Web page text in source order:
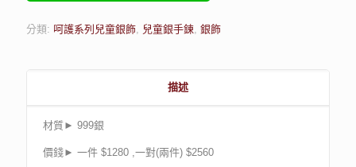
分類: 呵護系列兒童銀飾 兒童銀手鍊 銀飾
描述
材質► 999銀
價錢► 一件 $1280 ,一對(兩件) $2560